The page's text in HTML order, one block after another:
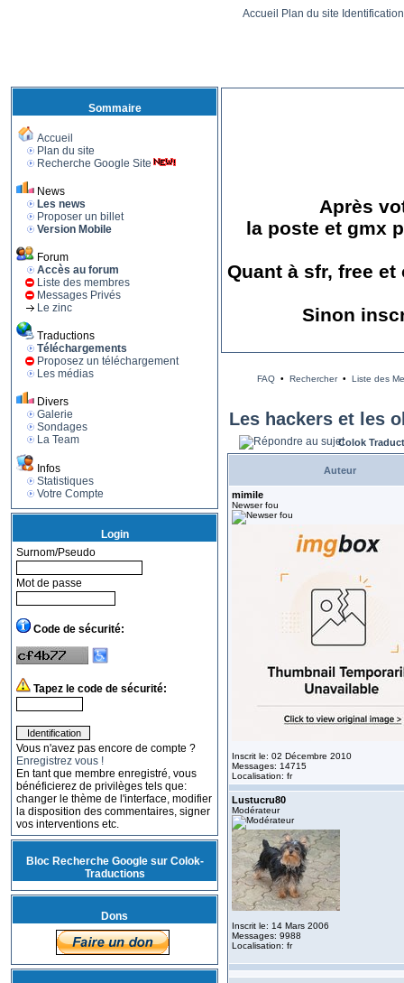
Accueil Plan du site
Sommaire
Accueil
Plan du site
Recherche Google Site
News
Les news
Proposer un billet
Version Mobile
Forum
Accès au forum
Liste des membres
Messages Privés
Le zinc
Traductions
Téléchargements
Proposez un téléchargement
Les médias
Divers
Galerie
Sondages
La Team
Infos
Statistiques
Votre Compte
Login
Surnom/Pseudo
Mot de passe
Code de sécurité:
Tapez le code de sécurité:
Vous n'avez pas encore de compte ?
Enregistrez vous !
En tant que membre enregistré, vous
bénéficierez de privilèges tels que:
changer le thème de l'interface, modifier
la disposition des commentaires, signer
vos interventions etc.
Bloc Recherche Google sur Colok-
Traductions
Dons
Après
la poste et gmx
Quant à sfr, free
Sinon
FAQ• Rechercher• Liste des
Les hackers et les
Colok
Auteur
mimile
Newser fou
Inscrit le: 02 Décembre 2010
Messages: 14715
Localisation: fr
Lustucru80
Modérateur
Inscrit le: 14 Mars 2006
Messages: 9988
Localisation: fr